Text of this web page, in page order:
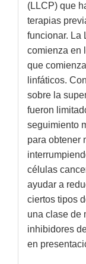
(LLCP) que
terapias
funcionar. La
comienza en
que
linfáticos.
sobre la
fueron
seguimiento
para obtener
células
ayudar a
ciertos tipos
una clase de
inhibidores
en